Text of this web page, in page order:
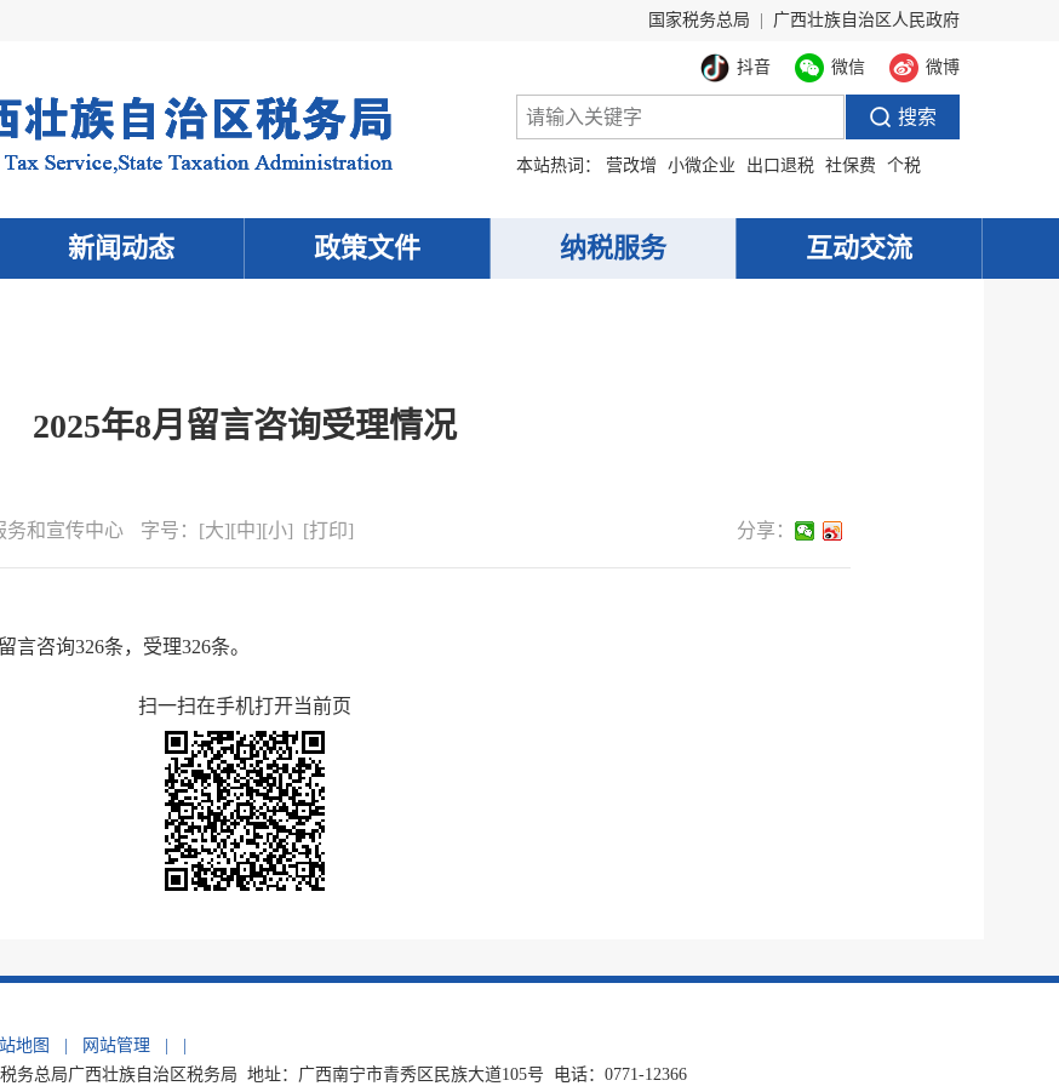
国家税务总局 广西壮族自治区人民政府
抖音 微信 微博
本站热词： 营改增 小微企业 出口退税 社保费 个税
新闻动态 政策文件 纳税服务 互动交流
2025年8月留言咨询受理情况
务和宣传中心 字号： [大][中][小] [打印] 分享：
言咨询326条，受理326条。
扫一扫在手机打开当前页
地图 网站管理
务总局广西壮族自治区税务局 地址：广西南宁市青秀区民族大道105号 电话：0771-12366